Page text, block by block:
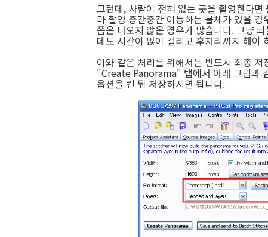
그런데, 사람이 전혀 없는 곳을 촬영한다
마 촬영 중간중간 이동하는 물체가 있을
쯤은 나오지 않은 경우가 많습니다. 그냥
데도 시간이 많이 걸리고 후처리까지 해야
이와 같은 처리를 위해서는 반드시 최종
"Create Panorama" 탭에서 아래 그림
옵션을 켠 뒤 저장하시면 됩니다.